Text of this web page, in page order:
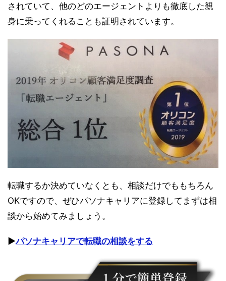
されていて、他のどのエージェントよりも徹底した親
身に乗ってくれることも証明されています。
転職するか決めていなくとも、相談だけでももちろん
OKですので、ぜひパソナキャリアに登録してまずは相
談から始めてみましょう。
▶︎パソナキャリアで転職の相談をする